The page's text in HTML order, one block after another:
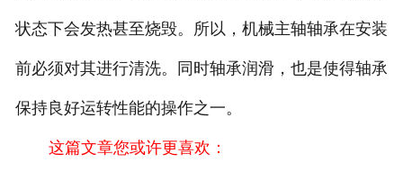
状态下会发热甚至烧毁。所以，机械主轴轴承在安装
前必须对其进行清洗。同时轴承润滑，也是使得轴承
保持良好运转性能的操作之一。
这篇文章您或许更喜欢：